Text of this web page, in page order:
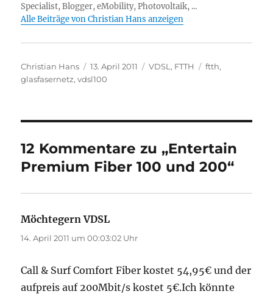
Specialist, Blogger, eMobility, Photovoltaik, ...
Alle Beiträge von Christian Hans anzeigen
Autor
Christian Hans
Veröffentlicht
am
13. April 2011 Kategorien
VDSL , FTTH Schlagwörter
ftth,
glasfasernetz,vdsl100
12 Kommentare zu „Entertain
Premium Fiber 100 und 200“
Möchtegern VDSL
14. April 2011 um 00:03:02 Uhr
Call & Surf Comfort Fiber kostet 54,95€ und der
aufpreis auf 200Mbit/s kostet 5€.Ich könnte